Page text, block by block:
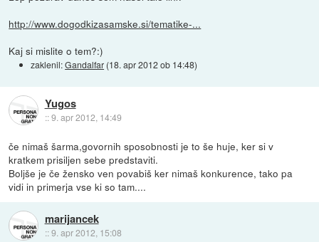
http://www.dogodkizasamske.si/tematike-...
Kaj si mislite o tem?:)
zaklenil:Gandalfar (18. apr 2012 ob 14:48)
Yugos
::9. apr 2012, 14:49
če nimaš šarma,govornih sposobnosti je to še huje, ker si v
kratkem prisiljen sebe predstaviti.
Boljše je če žensko ven povabiš ker nimaš konkurence, tako pa
vidi in primerja vse ki so tam....
marijancek
::9. apr 2012, 15:08